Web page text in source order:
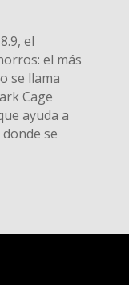
el
el más
se llama
Cage
ayuda a
se